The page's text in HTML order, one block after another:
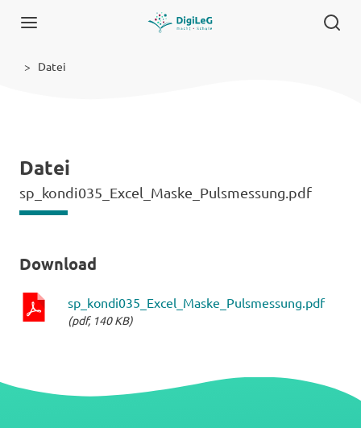
Datei
Datei
sp_kondi035_Excel_Maske_Pulsmessung.pdf
Download
sp_kondi035_Excel_Maske_Pulsmessung.pdf
(pdf, 140 KB)